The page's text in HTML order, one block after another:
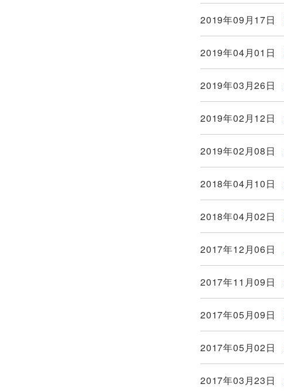
2019年09月17日
2019年04月01日
2019年03月26日
2019年02月12日
2019年02月08日
2018年04月10日
2018年04月02日
2017年12月06日
2017年11月09日
2017年05月09日
2017年05月02日
2017年03月23日